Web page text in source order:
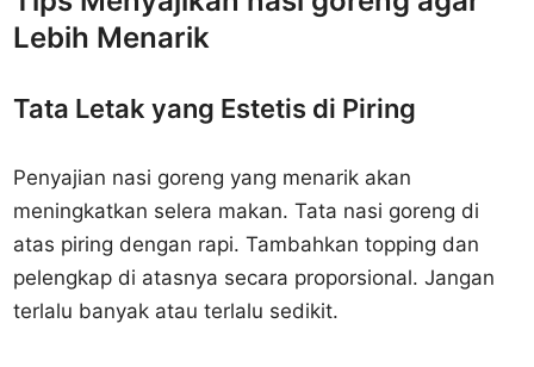
Lebih Menarik
Tata Letak yang Estetis di Piring
Penyajian nasi goreng yang menarik akan
meningkatkan selera makan. Tata nasi goreng di
atas piring dengan rapi. Tambahkan topping dan
pelengkap di atasnya secara proporsional. Jangan
terlalu banyak atau terlalu sedikit.